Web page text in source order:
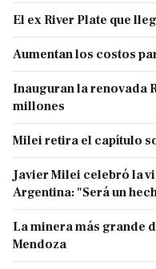
El ex River Plate que
Aumentan los costos
Inauguran la renovada
millones
Milei retira el capítulo
Javier Milei celebró la
Argentina: "Será un
La minera más grande
Mendoza